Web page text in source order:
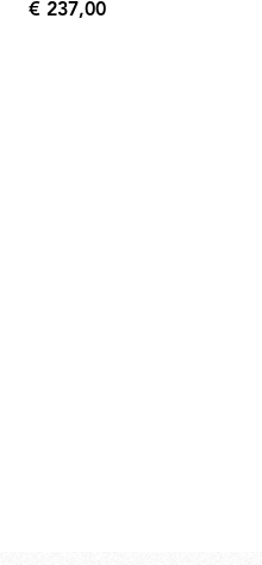
€ 237,00